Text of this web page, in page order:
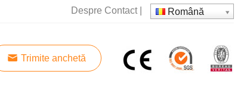
Despre Contact| Română
Trimite anchetă